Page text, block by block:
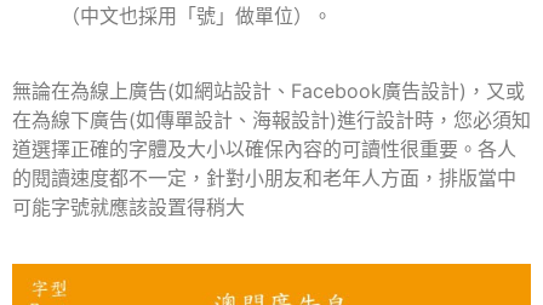
（中文也採用「號」做單位）。
無論在為線上廣告(如網站設計、Facebook廣告設計)，又或
在為線下廣告(如傳單設計、海報設計)進行設計時，您必須知
道選擇正確的字體及大小以確保內容的可讀性很重要。 各人
的閱讀速度都不一定，針對小朋友和老年人方面，排版當中
可能字號就應該設置得稍大